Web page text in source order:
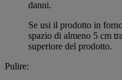
danni.
Se usi il prodotto in
spazio di almeno 5 cm
superiore del prodotto.
Pulire: